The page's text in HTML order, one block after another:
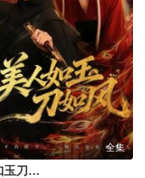
全集
美人如玉刀如风